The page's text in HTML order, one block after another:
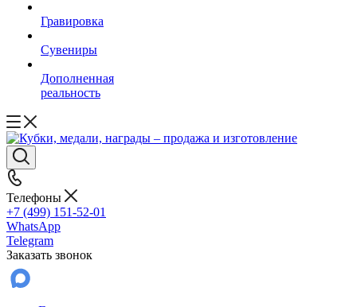
Гравировка
Сувениры
Дополненная
реальность
Телефоны
+7 (499) 151-52-01
WhatsApp
Telegram
Заказать звонок